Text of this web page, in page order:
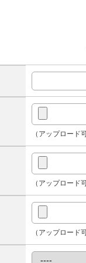
（アップロード
（アップロード
（アップロード